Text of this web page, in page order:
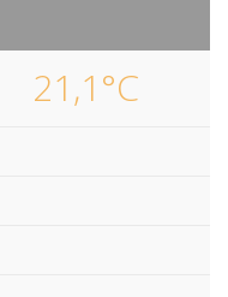
21,1°C